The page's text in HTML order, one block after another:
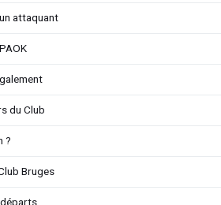
attaquant
du Club
?
Bruges